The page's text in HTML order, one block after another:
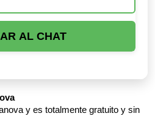
AL CHAT
y es totalmente gratuito y sin